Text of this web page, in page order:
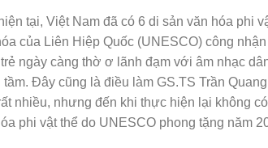
tại, Việt Nam đã có 6 di sản văn hóa phi
của Liên Hiệp Quốc (UNESCO) công
ngày càng thờ ơ lãnh đạm với âm nhạc
Đây cũng là điều làm GS.TS Trần
nhiều, nhưng đến khi thực hiện lại không
phi vật thể do UNESCO phong tặng năm